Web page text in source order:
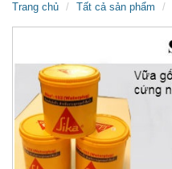
Trang chủ Tất cả sản phẩm